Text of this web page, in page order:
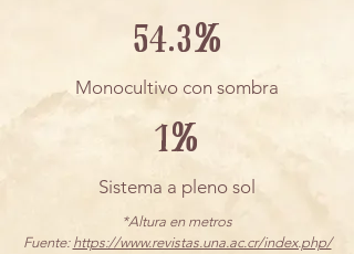
54.3%
Monocultivo con sombra
1%
Sistema a pleno sol
*Altura en metros
Fuente: https://www.revistas.una.ac.cr/index.php/